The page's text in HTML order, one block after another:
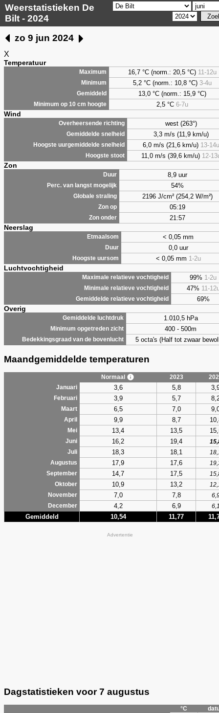
Weerstatistieken De
Bilt - 2024
zo 9 jun 2024
X
Temperatuur
Maximum 16,7 °C (norm.: 20,5 °C) 11-12u
Minimum 5,2°C (norm.: 10,8 °C) 3-4u
Gemiddeld 13,0 °C (norm.: 15,9 °C)
Minimum op 10 cm hoogte 2,5°C 6-7u
Wind
Overheersende richting west (263°)
Gemiddelde snelheid 3,3 m/s (11,9 km/u)
Hoogste uurgemiddelde snelheid 6,0 m/s (21,6 km/u) 13-14u
Hoogste stoot 11,0 m/s (39,6 km/u) 12-
Zon
Duur 8,9 uur
Perc. van langst mogelijk 54%
Globale straling 2196 J/cm² (254,2 W/m²)
Zon op 05:19
Zon onder 21:57
Neerslag
Etmaalsom < 0,05 mm
Duur 0,0 uur
Hoogste uursom < 0,05 mm 1-2u
Luchtvochtigheid
Maximale relatieve vochtigheid 99% 1-2u
Minimale relatieve vochtigheid 47% 11-
Gemiddelde relatieve vochtigheid 69%
Overig
Gemiddelde luchtdruk 1.010,5 hPa
Minimum opgetreden zicht 400 - 500m
Bedekkingsgraad van de bovenlucht 5 octa's (Half tot zwaar
Maandgemiddelde temperaturen
Normaal 2023
Januari
3,6 5,8
Februari 3,9 5,7
Maart 6,5 7,0
April 9,9 8,7
Mei 13,4 13,5
Juni 16,2 19,4
Juli
18,3 18,1
Augustus
17,9 17,6
September
14,7 17,5
Oktober
10,9 13,2
November
7,0 7,8
December
4,2 6,9
Gemiddeld 10,54 11,77
Advertentie
Dagstatistieken voor 7 augustus
°C